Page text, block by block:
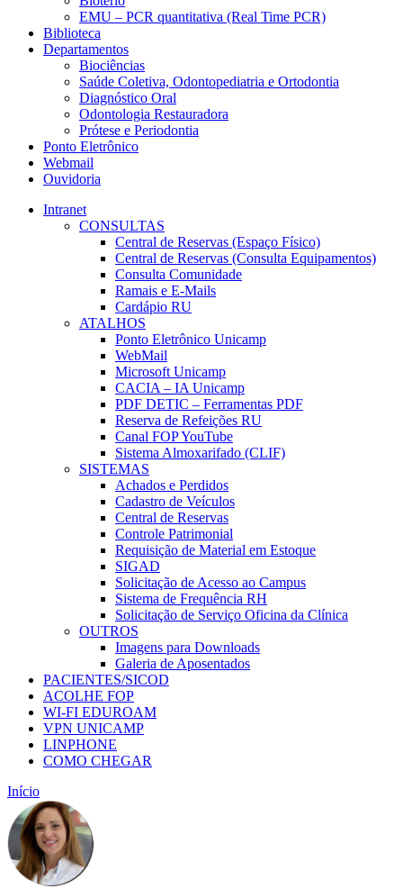
EMU – PCR quantitativa (Real Time PCR)
Biblioteca
Departamentos
Biociências
Saúde Coletiva, Odontopediatria e Ortodontia
Diagnóstico Oral
Odontologia Restauradora
Prótese e Periodontia
Ponto Eletrônico
Webmail
Ouvidoria
Intranet
CONSULTAS
Central de Reservas (Espaço Físico)
Central de Reservas (Consulta Equipamentos)
Consulta Comunidade
Ramais e E-Mails
Cardápio RU
ATALHOS
Ponto Eletrônico Unicamp
WebMail
Microsoft Unicamp
CACIA – IA Unicamp
PDF DETIC – Ferramentas PDF
Reserva de Refeições RU
Canal FOP YouTube
Sistema Almoxarifado (CLIF)
SISTEMAS
Achados e Perdidos
Cadastro de Veículos
Central de Reservas
Controle Patrimonial
Requisição de Material em Estoque
SIGAD
Solicitação de Acesso ao Campus
Sistema de Frequência RH
Solicitação de Serviço Oficina da Clínica
OUTROS
Imagens para Downloads
Galeria de Aposentados
PACIENTES/SICOD
ACOLHE FOP
WI-FI EDUROAM
VPN UNICAMP
LINPHONE
COMO CHEGAR
Início